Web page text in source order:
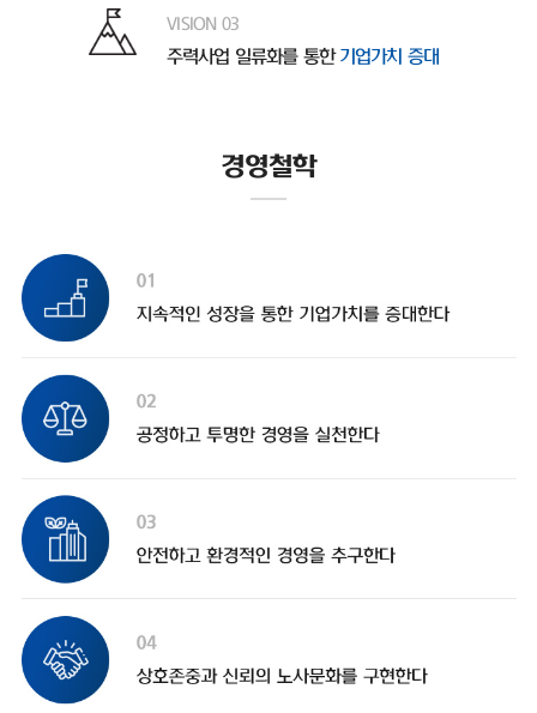
VISION 03
주력사업 일류화를 통한 기업가치 증대
경영철학